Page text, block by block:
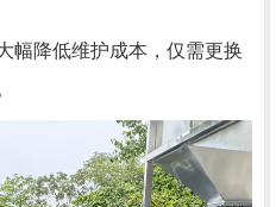
幅降低维护成本，仅需更换